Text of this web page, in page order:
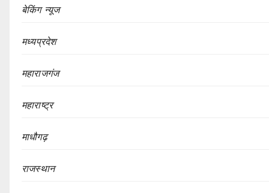
बेकिंग न्यूज
मध्यप्रदेश
महाराजगंज
महाराष्ट्र
माधौगढ़
राजस्थान